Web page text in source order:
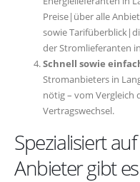
Preise|über alle
sowie
der Stromlieferanten
Schnell sowie
Stromanbieters in
nötig – vom Vergleich
Vertragswechsel.
Spezialisiert
Anbieter gibt